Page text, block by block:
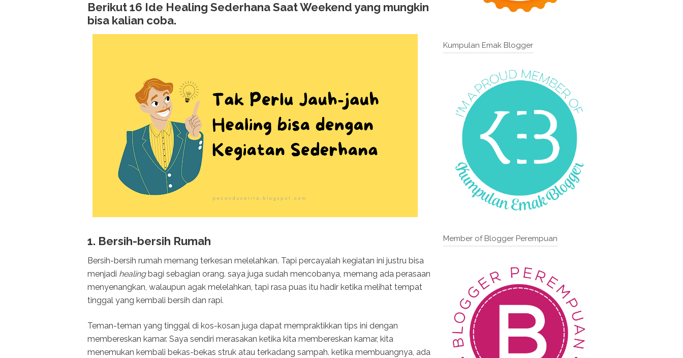
Berikut 16 Ide Healing Sederhana Saat Weekend yang mungkin
bisa kalian coba.
1. Bersih-bersih Rumah
Bersih-bersih rumah memang terkesan melelahkan. Tapi percayalah kegiatan ini justru bisa
menjadi healingbagi sebagian orang. saya juga sudah mencobanya, memang ada perasaan
menyenangkan, walaupun agak melelahkan, tapi rasa puas itu hadir ketika melihat tempat
tinggal yang kembali bersih dan rapi.
Teman-teman yang tinggal di kos-kosan juga dapat mempraktikkan tips ini dengan
membereskan kamar. Saya sendiri merasakan ketika kita membereskan kamar, kita
menemukan kembali bekas-bekas struk atau terkadang sampah. ketika membuangnya, ada
Kumpulan Emak Blogger
Member of Blogger Perempuan